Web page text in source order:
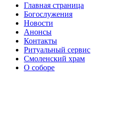
Главная страница
Богослужения
Новости
Анонсы
Контакты
Ритуальный сервис
Смоленский храм
О соборе